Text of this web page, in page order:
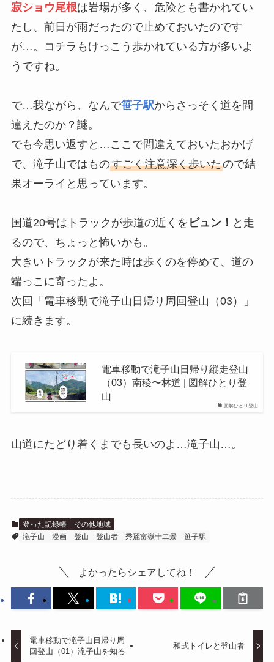
寂ショウ尾根は岩場が多く、危険とも書かれてい
たし、前日が雨だったので止めておいたのです
が…。コチラもけっこう歩かれている方が多いよ
うですね。
で…我ながら、なんで笹子駅からさっそく道を間
違えたのか？謎。
でも今思い返すと…ここで間違えておいたおかげ
で、滝子山ではものすごく注意深く歩いたので結
果オーライと思っています。
国道20号はトラックが歩道の近くを ビュン！ と走
るので、ちょっと怖いかも。
大きいトラックが来た時は歩くのを停めて、道の
端っこに寄ったよ。
次回「電車移動で滝子山日帰り周回登山（03）」
に続きます。
図解ひとり登山
電車移動で滝子山日帰り縦走登山
（03）南稜〜林道 | 図解ひとり登
山
山道にたどり着くまでも長いのよ…滝子山…。
登った記録帳
その他地域
滝子山
漫画 登山 登山者 秀麗富嶽十二景 笹子駅
よかったらシェアしてね！
電車移動で滝子山日帰り周
回登山（01）滝子山を知る
和式トイレと登山者